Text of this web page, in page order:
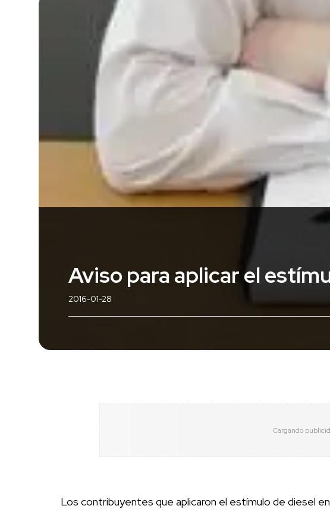
Aviso para aplicar el
2016-01-28
Los contribuyentes que aplicaron el estímulo de diesel